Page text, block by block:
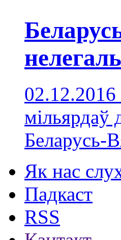
мільярдаў
Беларусь-
Як нас
Падкаст
RSS